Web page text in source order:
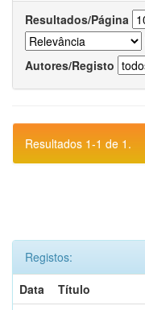
Resultados/Página
Autores/Registo
Resultados 1-1 de 1.
Registos:
Data
Título